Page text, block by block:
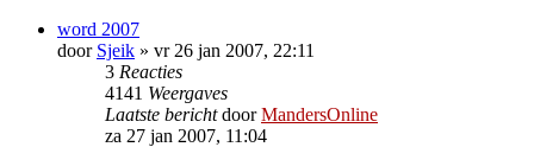
word 2007
door Sjeik » vr 26 jan 2007, 22:11
3 Reacties
4141 Weergaves
Laatste berichtdoorMandersOnline
za 27 jan 2007, 11:04